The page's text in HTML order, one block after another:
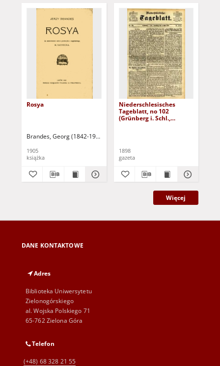
Rosya
Brandes, Georg (1842-1927)
1905
książka
Niederschlesisches
Tageblatt, no 102
(Grünberg i. Schl.,
1898
gazeta
Więcej
DANE KONTAKTOWE
Adres
Biblioteka Uniwersytetu
Zielonogórskiego
al. Wojska Polskiego 71
65-762 Zielona Góra
Telefon
(+48) 68 328 21 55